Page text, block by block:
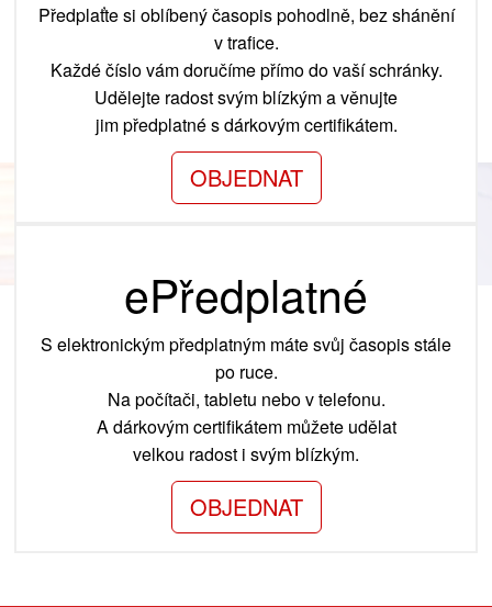
Předplaťte si oblíbený časopis pohodlně, bez shánění
v trafice.
Každé číslo vám doručíme přímo do vaší schránky.
Udělejte radost svým blízkým a věnujte
jim předplatné s dárkovým certifikátem.
OBJEDNAT
ePředplatné
S elektronickým předplatným máte svůj časopis stále
po ruce.
Na počítači, tabletu nebo v telefonu.
A dárkovým certifikátem můžete udělat
velkou radost i svým blízkým.
OBJEDNAT